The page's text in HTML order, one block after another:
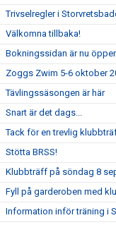
Trivselregler i
Välkomna tillbaka!
Bokningssidan är nu
Zoggs Zwim 5-6 oktober
Tävlingssäsongen är här
Snart är det dags...
Tack för en trevlig
Stötta BRSS!
Klubbträff på söndag 8
Fyll på garderoben med
Information inför träning i